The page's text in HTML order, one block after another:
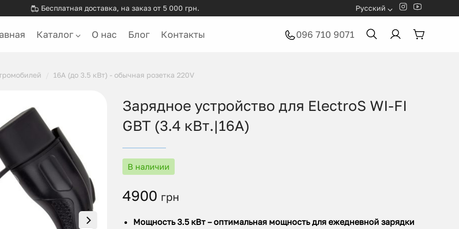
Бесплатная доставка, на заказ от 5 000 грн. Русский
Каталог О нас Блог Контакты 096 710 9071
16А (до 3.5 кВт) - обычная розетка 220V
Зарядное устройство для ElectroS WI-FI
GBT (3.4 кВт.|16А)
В наличии
4900 грн
Мощность 3.5 кВт – оптимальная мощность для ежедневной зарядки